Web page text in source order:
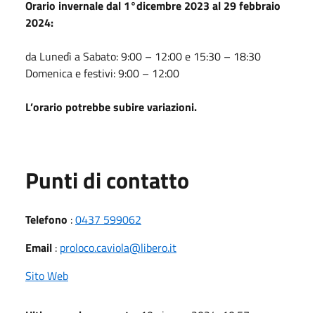
Orario invernale dal 1°dicembre 2023 al 29 febbraio
2024:
da Lunedì a Sabato: 9:00 – 12:00 e 15:30 – 18:30
Domenica e festivi: 9:00 – 12:00
L’orario potrebbe subire variazioni.
Punti di contatto
Telefono :0437 599062
Email : proloco.caviola@libero.it
Sito Web